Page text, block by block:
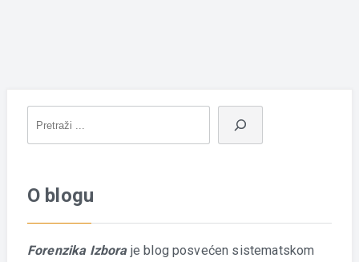
O blogu
Forenzika Izboraje blog posvećen sistematskom